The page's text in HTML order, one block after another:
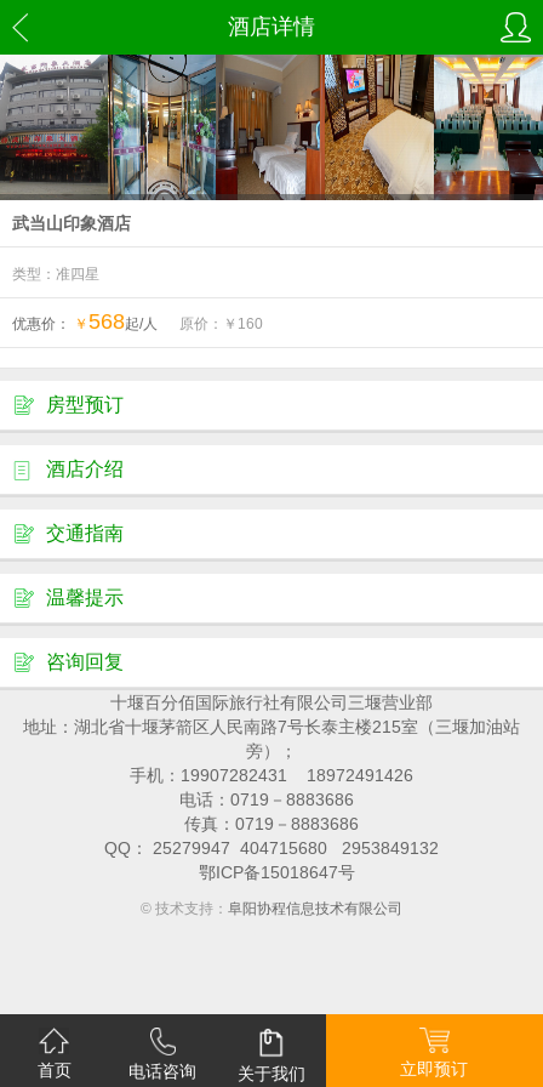
酒店详情
武当山印象酒店
类型：准四星
优惠价： ￥ 568起/人 原价：￥ 160
房型预订
酒店介绍
交通指南
温馨提示
咨询回复
十堰百分佰国际旅行社有限公司三堰营业部
地址：湖北省十堰茅箭区人民南路7号长泰主楼215室（三堰加油站
旁）；
手机：19907282431 18972491426
电话：0719－8883686
传真：0719－8883686
QQ： 25279947 404715680 2953849132
鄂ICP备15018647号
© 技术支持： 阜阳协程信息技术有限公司
首页 电话咨询 关于我们 立即预订